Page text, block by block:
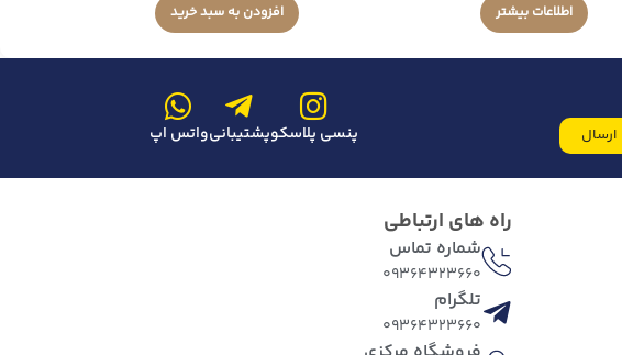
اطلاعات بیشتر افزودن به سبد خرید
ارسال پنسی پلاسکوپشتیبانیواتس اپ
راه های ارتباطی
شماره تماس
09364323660
تلگرام
09364323660